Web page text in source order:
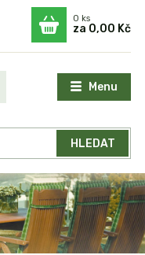
Menu
HLEDAT
0ks
za 0,00 Kč